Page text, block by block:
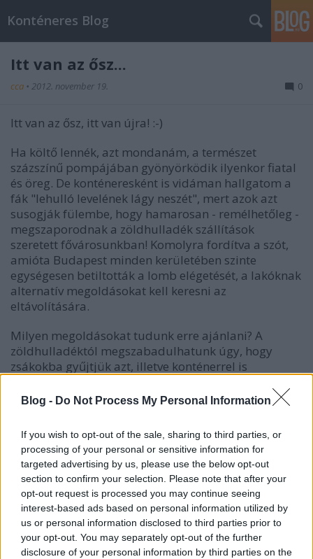
Blog - Do Not Process My Personal Information
If you wish to opt-out of the sale, sharing to third parties, or
processing of your personal or sensitive information for
targeted advertising by us, please use the below opt-out
section to confirm your selection. Please note that after your
opt-out request is processed you may continue seeing
interest-based ads based on personal information utilized by
us or personal information disclosed to third parties prior to
your opt-out. You may separately opt-out of the further
disclosure of your personal information by third parties on the
Konténeres Blog
Itt van az ősz...
cca • 2012. november 19. 0
Itt van az ősz, itt van újra! :-)
Ha költő lennék, azt mondanám, a természet
százszínű pompájában gyönyörködik ilyenkor fiatal
és öreg. De konténeresként is vidáman hallgatom a
fák "lehulló levelének lágy neszét", mert azok azt
susogják fülembe, hogy hamarosan - remélhetőleg -
megszaporodnak a zöldhulladék szállítások
szeretett fővárosunkban! Komolyra fordítva a szót,
amióta Budapest minden kerületében szinte
egységesen betiltották a lomb elégetését, a lakóknak
alternatív megoldásokat kell keresni az
eltávolítására.
Milyen megoldásokat tudunk erre ajánlani? A
zöldhulladéktól megszabadulhatunk úgy, hogy
zsákokba gyűjtjük azt, illetve konténerrel is
lehet egy platós teherautó rendelése, mert nem kell
említhető, hogy megkíméljük magunkat a
területfoglalási engedély utáni szaladgálás
fáradalmaitól is.
Aki teheti, természetesen a legjobb megoldásként
saját komposztálót létesít a kert végében. Ezzel
nemcsak a szállítás költségeit spórolja meg, de a
következő évben már kiváló komposzttal javíthatja a
földje minőségét.